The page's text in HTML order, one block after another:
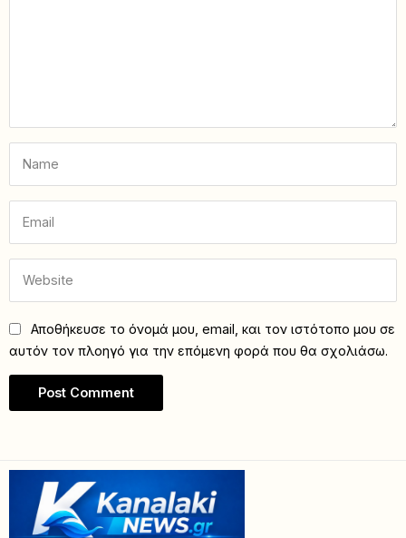
Αποθήκευσε το όνομά μου, email, και τον ιστότοπο μου σε
αυτόν τον πλοηγό για την επόμενη φορά που θα σχολιάσω.